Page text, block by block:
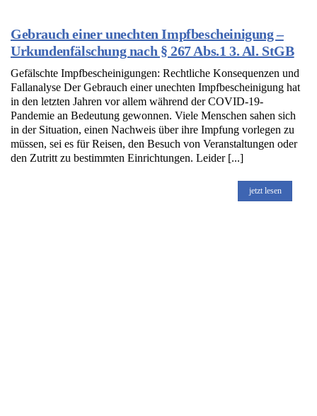
Gebrauch einer unechten Impfbescheinigung –
Urkundenfälschung nach § 267 Abs.1 3. Al. StGB
Gefälschte Impfbescheinigungen: Rechtliche Konsequenzen und
Fallanalyse Der Gebrauch einer unechten Impfbescheinigung hat
in den letzten Jahren vor allem während der COVID-19-
Pandemie an Bedeutung gewonnen. Viele Menschen sahen sich
in der Situation, einen Nachweis über ihre Impfung vorlegen zu
müssen, sei es für Reisen, den Besuch von Veranstaltungen oder
den Zutritt zu bestimmten Einrichtungen. Leider [...]
jetzt lesen